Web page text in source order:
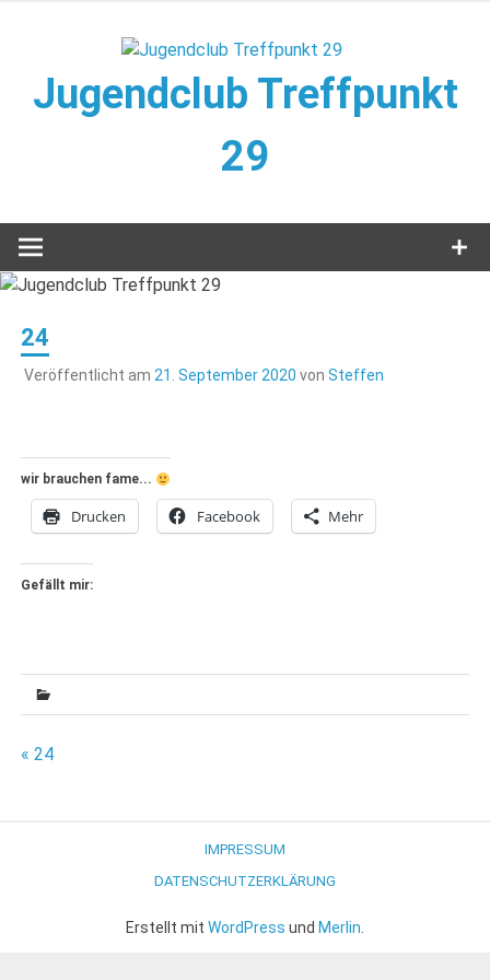
Jugendclub Treffpunkt
29
24
Veröffentlicht am 21. September 2020 von Steffen
wir brauchen fame...
Drucken Facebook Mehr
Gefällt mir:
Beitragsnavigation
« 24
IMPRESSUM
DATENSCHUTZERKLÄRUNG
Erstellt mit WordPress und Merlin